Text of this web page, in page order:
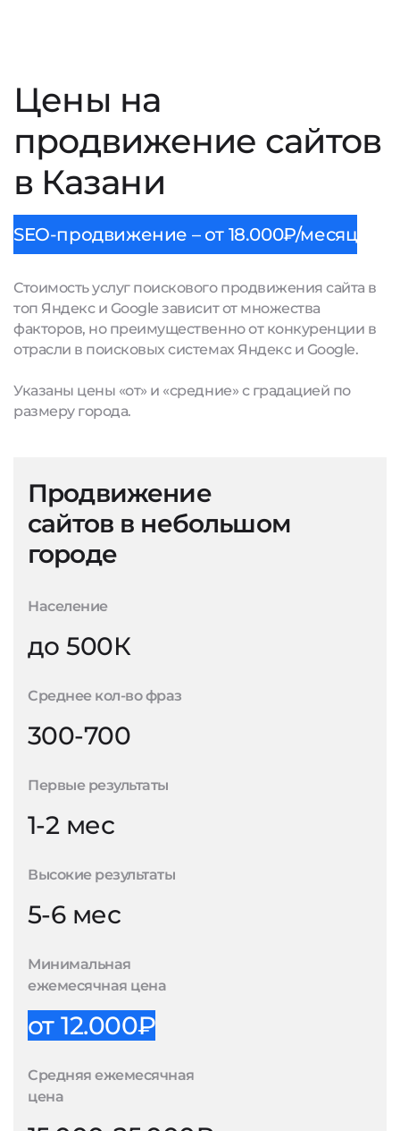
Цены на
продвижение сайтов
в Казани
SEO-продвижение – от 18.000₽/месяц
Стоимость услуг поискового продвижения сайта в
топ Яндекс и Google зависит от множества
факторов, но преимущественно от конкуренции в
отрасли в поисковых системах Яндекс и Google.
Указаны цены «от» и «средние» с градацией по
размеру города.
Продвижение
сайтов в небольшом
городе
Население
до 500К
Среднее кол-во фраз
300-700
Первые результаты
1-2 мес
Высокие результаты
5-6 мес
Минимальная
ежемесячная цена
от 12.000₽
Средняя ежемесячная
цена